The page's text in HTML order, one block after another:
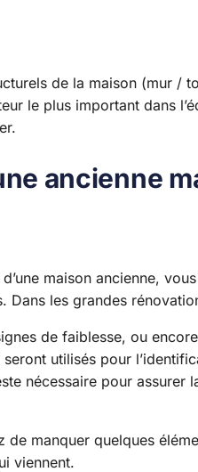
de la maison (mur /
le plus important dans
ancienne
maison ancienne,
Dans les grandes
de faiblesse, ou
utilisés pour
nécessaire pour assurer
manquer quelques
viennent.